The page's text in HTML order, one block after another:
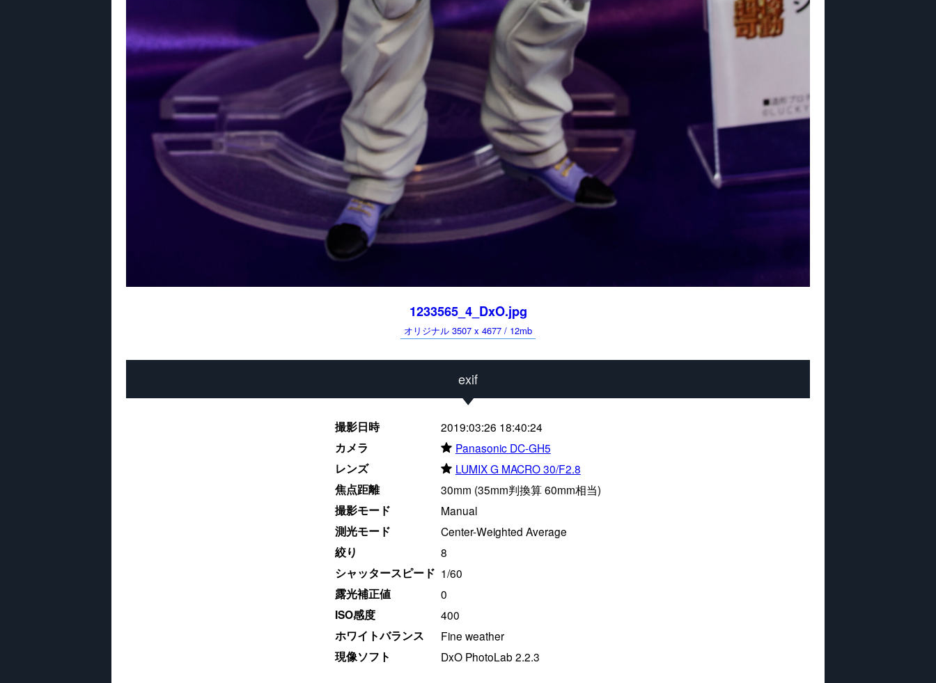
1233565_4_DxO.jpg
オリジナル 3507 x 4677 / 12mb
exif
撮影日時 2019:03:26 18:40:24
カメラ Panasonic DC-GH5
レンズ LUMIX G MACRO 30/F2.8
焦点距離 30mm (35mm判換算 60mm相当)
撮影モード Manual
測光モード Center-Weighted Average
絞り 8
シャッタースピード 1/60
露光補正値 0
ISO感度 400
ホワイトバランス Fine weather
現像ソフト DxO PhotoLab 2.2.3